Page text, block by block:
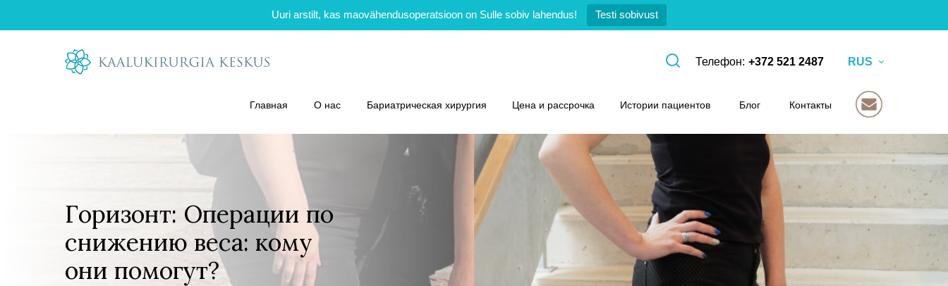
Uuri arstilt, kas maovähendusoperatsioon on Sulle sobiv lahendus! Testi sobivust
Open search
Телефон: +372 521 2487 RUS
Главная O нас Бариатрическая хирургия Цена и рассрочка Истории пациентов Блог Контакты
Горизонт: Операции по
снижению веса: кому
они помогут?